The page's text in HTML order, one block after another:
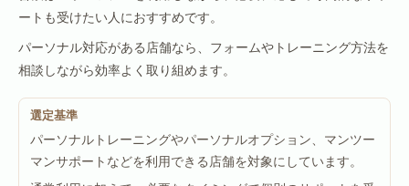
ートも受けたい人におすすめです。
パーソナル対応がある店舗なら、フォームやトレーニング方法を
相談しながら効率よく取り組めます。
選定基準
パーソナルトレーニングやパーソナルオプション、マンツー
マンサポートなどを利用できる店舗を対象にしています。